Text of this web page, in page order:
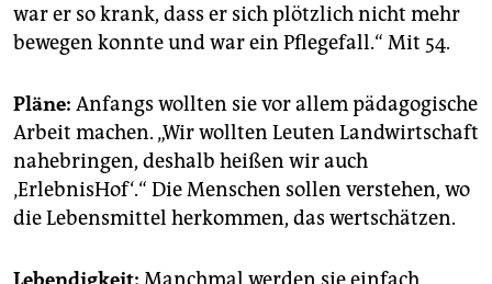
war er so krank, dass er sich plötzlich nicht mehr
bewegen konnte und war ein Pflegefall.“ Mit 54.
Pläne: Anfangs wollten sie vor allem pädagogische
Arbeit machen. „Wir wollten Leuten Landwirtschaft
nahebringen, deshalb heißen wir auch
‚ErlebnisHof‘.“ Die Menschen sollen verstehen, wo
die Lebensmittel herkommen, das wertschätzen.